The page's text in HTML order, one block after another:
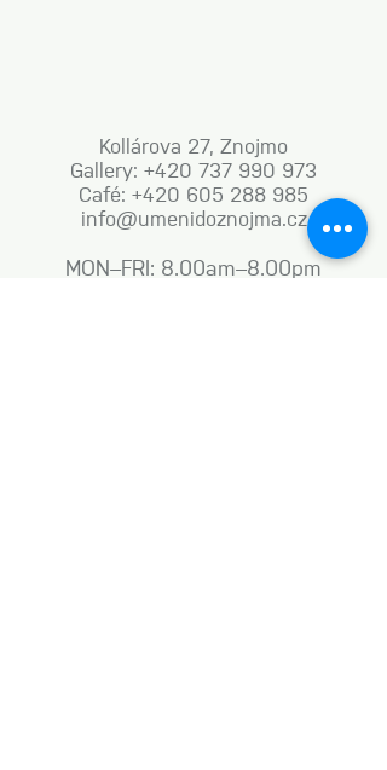
Kollárova 27, Znojmo
Gallery: +420 737 990 973
Café: +420 605 288 985
info@umenidoznojma.cz
MON–FRI: 8.00am–8.00pm